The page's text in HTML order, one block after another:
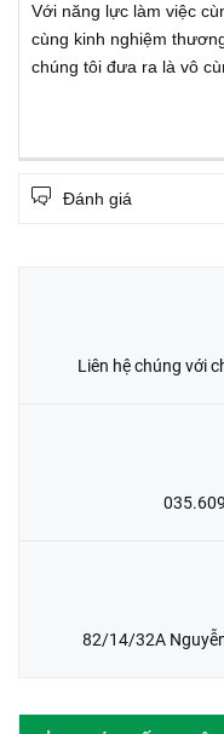
Với năng lực làm việc
cùng kinh nghiệm
chúng tôi đưa ra là vô
Đánh giá
Liên hệ chúng với
82/14/32A